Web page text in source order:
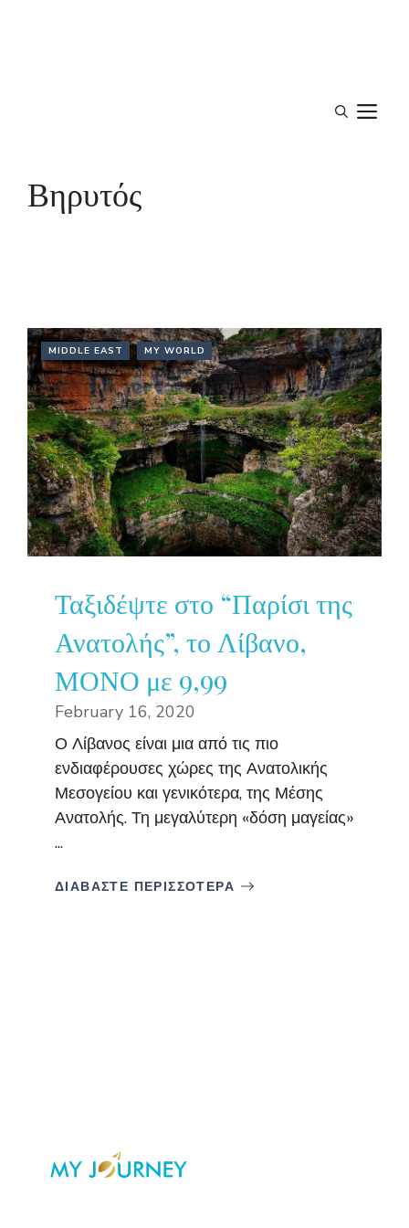
Βηρυτός
MIDDLE EAST MY WORLD
Ταξιδέψτε στο “Παρίσι της
Ανατολής”, το Λίβανο,
ΜΟΝΟ με 9,99
February 16, 2020
Ο Λίβανος είναι μια από τις πιο
ενδιαφέρουσες χώρες της Ανατολικής
Μεσογείου και γενικότερα, της Μέσης
Ανατολής. Τη μεγαλύτερη «δόση μαγείας»
...
ΔΙΑΒΑΣΤΕ ΠΕΡΙΣΣΟΤΕΡΑ